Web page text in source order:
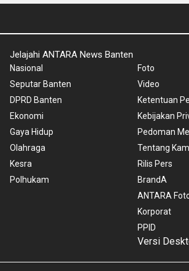
Jelajahi ANTARA News Banten
Nasional
Seputar Banten
DPRD Banten
Ekonomi
Gaya Hidup
Olahraga
Kesra
Polhukam
Foto
Video
Ketentuan
Kebijakan
Pedoman
Tentang
Rilis Pers
BrandA
ANTARA
Korporat
PPID
Versi